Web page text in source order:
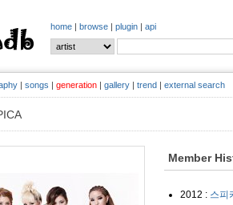
home | browse | plugin | api
| songs | generation | gallery | trend | external search
Member
2012 : 스피